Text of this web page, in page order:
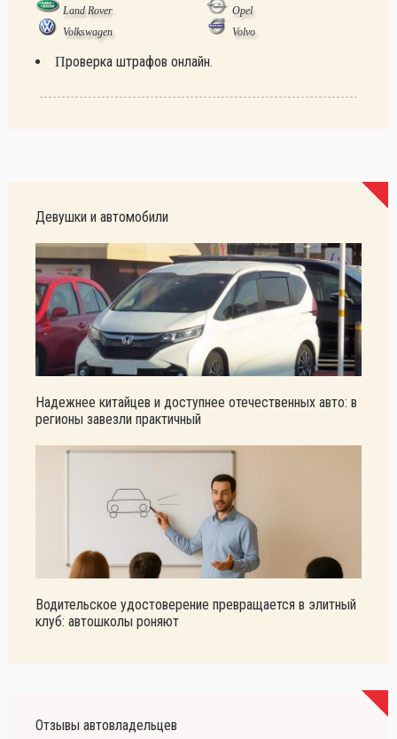
Land Rover
Opel
Volkswagen
Volvo
Проверка штрафов онлайн.
Девушки и автомобили
Надежнее китайцев и доступнее отечественных авто: в
регионы завезли практичный
Водительское удостоверение превращается в элитный
клуб: автошколы роняют
Отзывы автовладельцев